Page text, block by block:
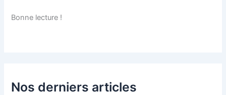
Bonne lecture !
Nos derniers articles